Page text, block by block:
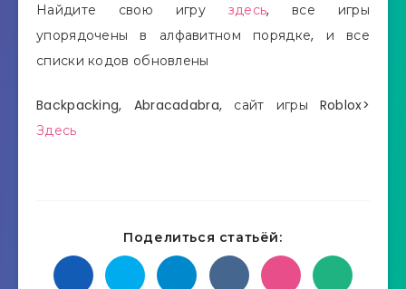
Найдите свою игру здесь, все игры
упорядочены в алфавитном порядке, и все
списки кодов обновлены
Backpacking, Abracadabra, сайт игры Roblox>
Здесь
Поделиться статьёй: